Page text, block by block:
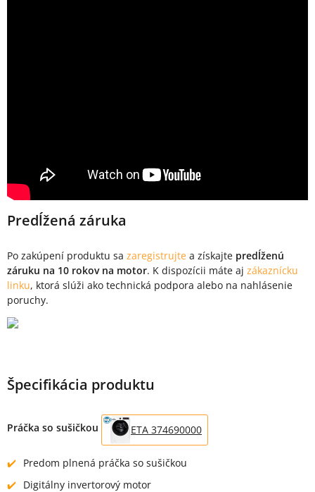
Predĺžená záruka
Po zakúpení produktu sa zaregistrujte a získajte predĺženú
záruku na 10 rokov na motor. K dispozícii máte aj zákaznícku
linku, ktorá slúži ako technická podpora alebo na nahlásenie
poruchy.
Špecifikácia produktu
Práčka so sušičkou ETA 374690000
Predom plnená práčka so sušičkou
Digitálny invertorový motor